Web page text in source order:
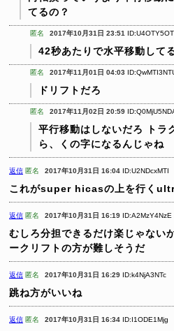
てるの？
匿名 2017年10月31日 23:51
42秒あたりで水平移動して
匿名 2017年11月01日 04:03
ドリフトだろ
匿名 2017年11月02日 20:59
平行移動はしないだろ
トラ
ら、くの字になるんじゃね
返信 匿名 2017年10月31日 16:04 ID:U2NDcxMTI
これがsuper hicasの上を行く
返信 匿名 2017年10月31日 16:19 ID:A2MzY4NzE
むしろ分担できるだけ楽じゃない
ークリフトの方が難しそうだ
返信 匿名 2017年10月31日 16:29 ID:k4NjA3NTc
跳ね方がいいね
返信 匿名 2017年10月31日 16:34 ID:I1ODE1Mjg